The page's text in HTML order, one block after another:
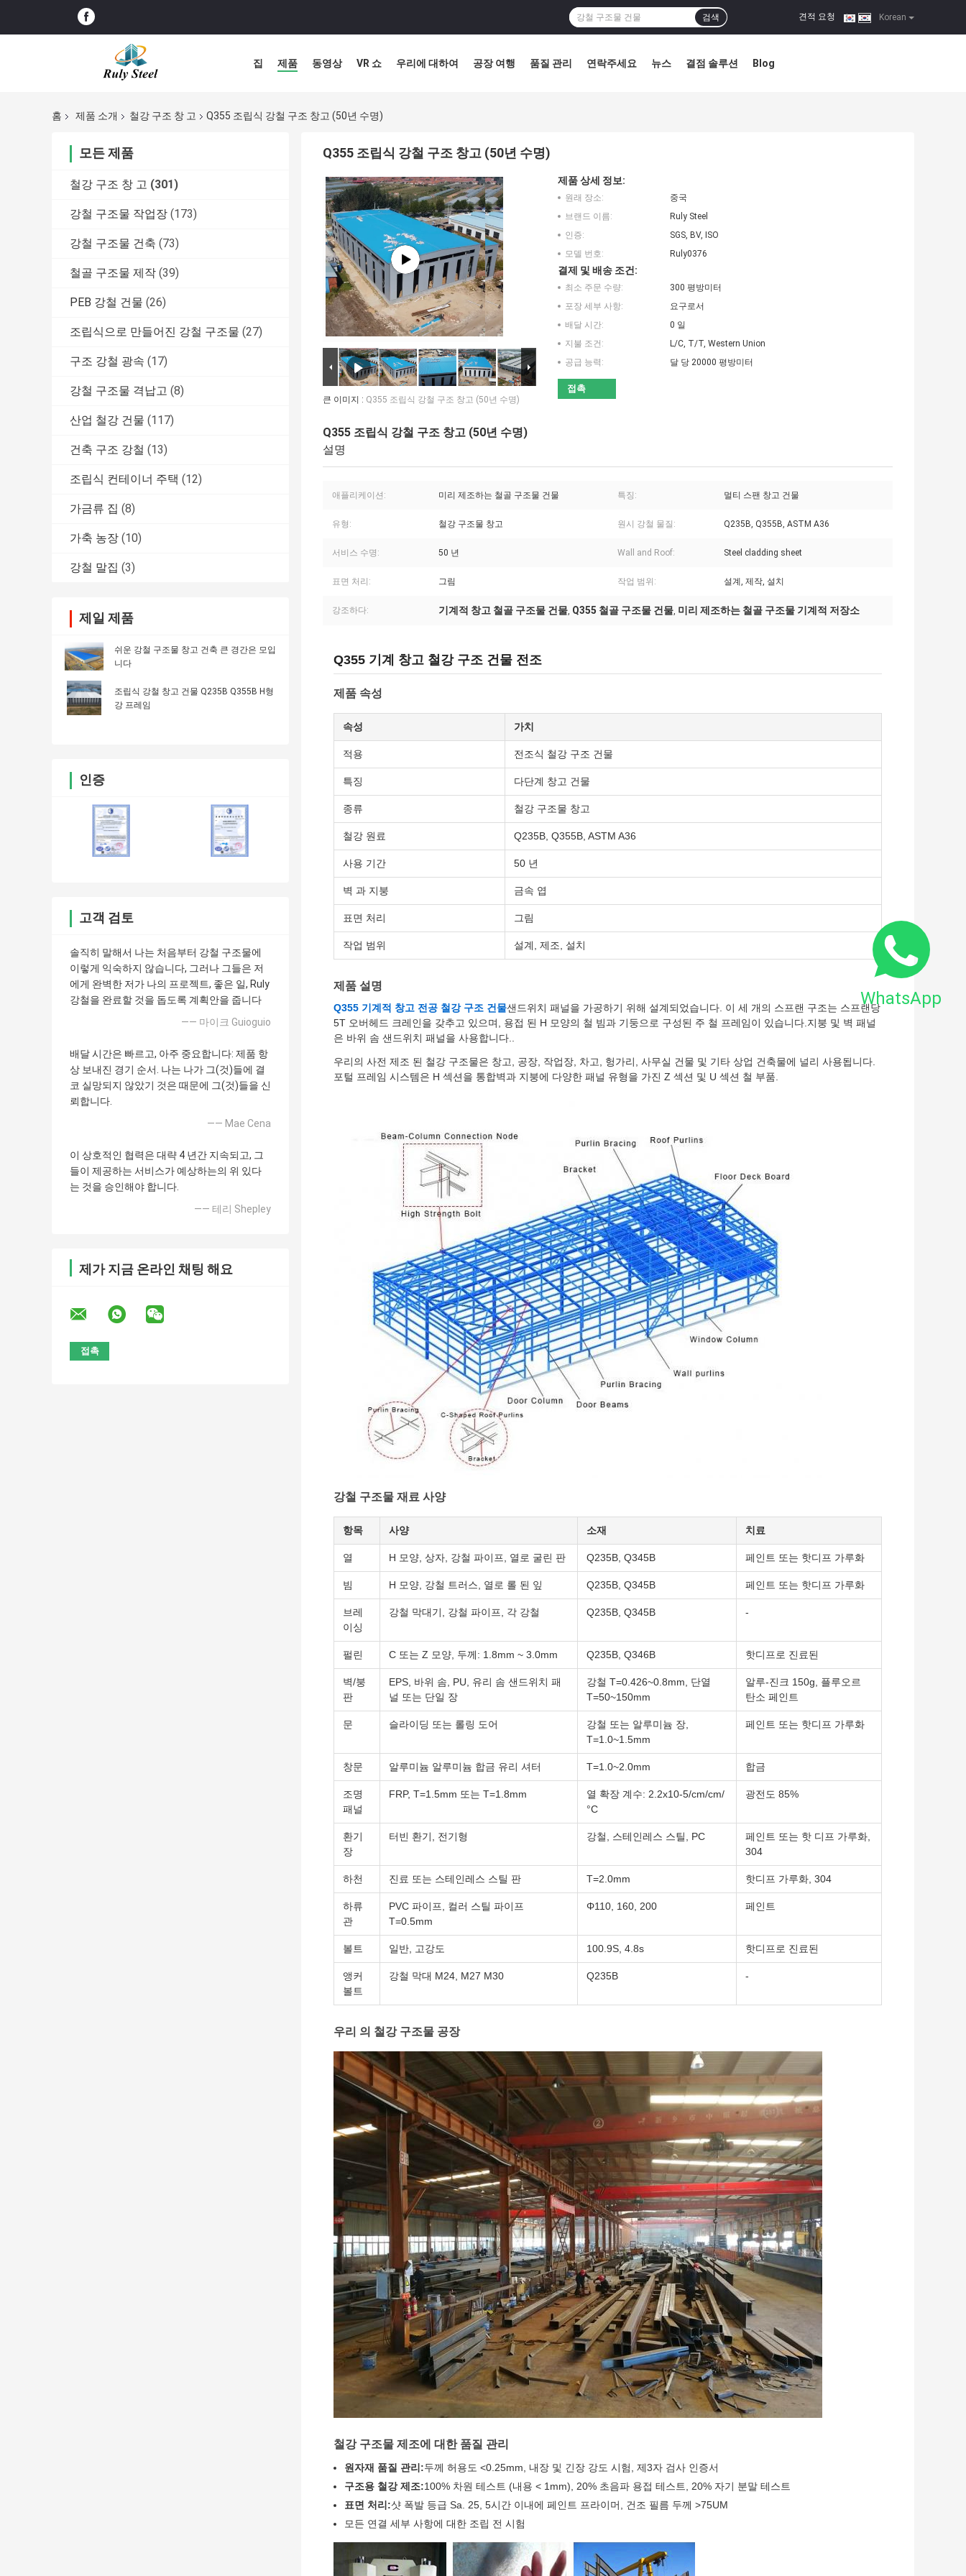
Korean
견적 요청 |
검색
집 제품 동영상 VR 쇼 우리에 대하여 공장 여행 품질 관리 연락주세요 뉴스 결점 솔루션 Blog
홈 제품 소개 철강 구조 창 고 Q355 조립식 강철 구조 창고 (50년 수명)
모든 제품
철강 구조 창 고 (301)
강철 구조물 작업장 (173)
강철 구조물 건축 (73)
철골 구조물 제작 (39)
PEB 강철 건물 (26)
조립식으로 만들어진 강철 구조물 (27)
구조 강철 광속 (17)
강철 구조물 격납고 (8)
산업 철강 건물 (117)
건축 구조 강철 (13)
조립식 컨테이너 주택 (12)
가금류 집 (8)
가축 농장 (10)
강철 말집 (3)
제일 제품
쉬운 강철 구조물 창고 건축 큰 경간은 모입
니다
조립식 강철 창고 건물 Q235B Q355B H형
강 프레임
인증
고객 검토
솔직히 말해서 나는 처음부터 강철 구조물에
이렇게 익숙하지 않습니다, 그러나 그들은 저
에게 완벽한 저가 나의 프로젝트, 좋은 일, Ruly
강철을 완료할 것을 돕도록 계획안을 줍니다
—— 마이크 Guioguio
배달 시간은 빠르고, 아주 중요합니다: 제품 항
상 보내진 경기 순서. 나는 나가 그(것)들에 결
코 실망되지 않았기 것은 때문에 그(것)들을 신
뢰합니다.
—— Mae Cena
이 상호적인 협력은 대략 4 년간 지속되고, 그
들이 제공하는 서비스가 예상하는의 위 있다
는 것을 승인해야 합니다.
—— 테리 Shepley
제가 지금 온라인 채팅 해요
Q355 조립식 강철 구조 창고 (50년 수명)
큰 이미지 : Q355 조립식 강철 구조 창고 (50년 수명)
제품 상세 정보:
원래 장소:
중국
브랜드 이름:
Ruly Steel
인증:
SGS, BV, ISO
모델 번호:
Ruly0376
결제 및 배송 조건:
최소 주문 수량:
300 평방미터
포장 세부 사항:
요구로서
배달 시간:
0 일
지불 조건:
L/C, T/T, Western Union
공급 능력:
달 당 20000 평방미터
접촉
Q355 조립식 강철 구조 창고 (50년 수명)
설명
애플리케이션: 미리 제조하는 철골 구조물 건물 특징: 멀티 스팬 창고 건물
유형: 철강 구조물 창고 원시 강철 물질: Q235B, Q355B, ASTM A36
서비스 수명: 50 년 Wall and Roof: Steel cladding sheet
표면 처리: 그림 작업 범위: 설계, 제작, 설치
강조하다: 기계적 창고 철골 구조물 건물, Q355 철골 구조물 건물, 미리 제조하는 철골 구조물 기계적 저장소
Q355 기계 창고 철강 구조 건물 전조
제품 속성
속성 가치
적용 전조식 철강 구조 건물
특징 다단계 창고 건물
종류 철강 구조물 창고
철강 원료 Q235B, Q355B, ASTM A36
사용 기간 50 년
벽 과 지붕 금속 엽
표면 처리 그림
작업 범위 설계, 제조, 설치
제품 설명
Q355 기계적 창고 전공 철강 구조 건물샌드위치 패널을 가공하기 위해 설계되었습니다. 이 세 개의 스프랜 구조는 스프랜당
5T 오버헤드 크레인을 갖추고 있으며, 용접 된 H 모양의 철 빔과 기둥으로 구성된 주 철 프레임이 있습니다.지붕 및 벽 패널
은 바위 솜 샌드위치 패널을 사용합니다..
우리의 사전 제조 된 철강 구조물은 창고, 공장, 작업장, 차고, 헝가리, 사무실 건물 및 기타 상업 건축물에 널리 사용됩니다.
포털 프레임 시스템은 H 섹션을 통합벽과 지붕에 다양한 패널 유형을 가진 Z 섹션 및 U 섹션 철 부품.
강철 구조물 재료 사양
항목 사양 소재 치료
열 H 모양, 상자, 강철 파이프, 열로 굴린 판 Q235B, Q345B 페인트 또는 핫디프 가루화
빔 H 모양, 강철 트러스, 열로 롤 된 잎 Q235B, Q345B 페인트 또는 핫디프 가루화
브레
이싱
강철 막대기, 강철 파이프, 각 강철 Q235B, Q345B -
펄린 C 또는 Z 모양, 두께: 1.8mm ~ 3.0mm Q235B, Q346B 핫디프로 진료된
벽/붕
판
EPS, 바위 솜, PU, 유리 솜 샌드위치 패
널 또는 단일 장
강철 T=0.426~0.8mm, 단열
T=50~150mm
알루-진크 150g, 플루오르
탄소 페인트
문 슬라이딩 또는 롤링 도어
강철 또는 알루미늄 장,
T=1.0~1.5mm
페인트 또는 핫디프 가루화
창문 알루미늄 알루미늄 합금 유리 셔터 T=1.0~2.0mm 합금
조명
패널
FRP, T=1.5mm 또는 T=1.8mm
열 확장 계수: 2.2x10-5/cm/cm/
°C
광전도 85%
환기
장
터빈 환기, 전기형 강철, 스테인레스 스틸, PC
페인트 또는 핫 디프 가루화,
304
하천 진료 또는 스테인레스 스틸 판 T=2.0mm 핫디프 가루화, 304
하류
관
PVC 파이프, 컬러 스틸 파이프
T=0.5mm
Φ110, 160, 200 페인트
볼트 일반, 고강도 100.9S, 4.8s 핫디프로 진료된
앵커
볼트
강철 막대 M24, M27 M30 Q235B -
우리 의 철강 구조물 공장
철강 구조물 제조에 대한 품질 관리
원자재 품질 관리:두께 허용도 <0.25mm, 내장 및 긴장 강도 시험, 제3자 검사 인증서
구조용 철강 제조:100% 차원 테스트 (내용 < 1mm), 20% 초음파 용접 테스트, 20% 자기 분말 테스트
표면 처리:샷 폭발 등급 Sa. 25, 5시간 이내에 페인트 프라이머, 건조 필름 두께 >75UM
모든 연결 세부 사항에 대한 조립 전 시험
WhatsApp